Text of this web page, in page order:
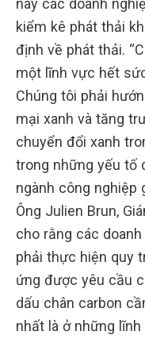
nay các doanh
kiểm kê phát thải
định về phát thải.
một lĩnh vực hết
Chúng tôi phải
mại xanh và tăng
chuyển đổi xanh
trong những yếu tố
ngành công nghiệp
Ông Julien Brun,
cho rằng các
phải thực hiện quy
ứng được yêu cầu
dấu chân carbon
nhất là ở những